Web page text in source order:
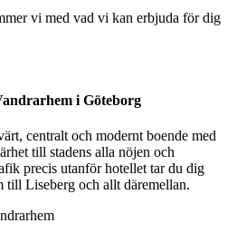
vi med vad vi kan erbjuda för dig
i Göteborg
centralt och modernt boende med
till stadens alla nöjen och
precis utanför hotellet tar du dig
till Liseberg och allt däremellan.